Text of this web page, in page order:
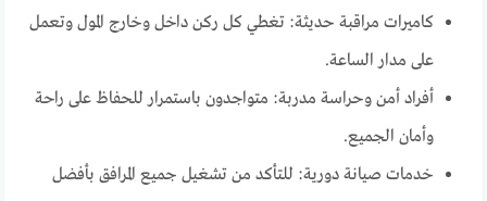
كاميرات مراقبة حديثة: تغطي كل ركن داخل وخارج المول وتعمل
على مدار الساعة.
أفراد أمن وحراسة مدربة: متواجدون باستمرار للحفاظ على راحة
وأمان الجميع.
خدمات صيانة دورية: للتأكد من تشغيل جميع المرافق بأفضل